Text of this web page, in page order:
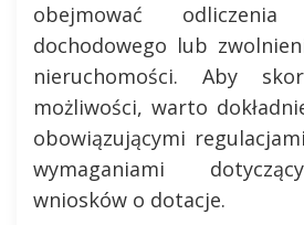
obejmować
dochodowego lub
nieruchomości. Aby
możliwości, warto
obowiązującymi
wymaganiami
wniosków o dotacje.